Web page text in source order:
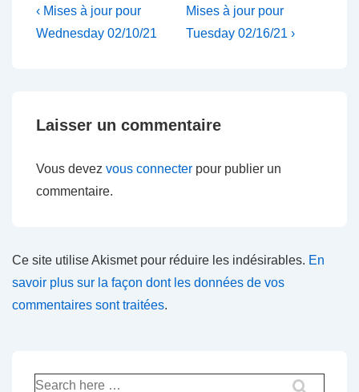
Navigation
de
Previous
Post
‹ Mises à jour pour
Wednesday 02/10/21
Next
Post
Mises à jour pour
Tuesday 02/16/21 ›
Laisser un commentaire
Vous devez vous connecter pour publier un
commentaire.
Ce site utilise Akismet pour réduire les indésirables. En
savoir plus sur la façon dont les données de vos
commentaires sont traitées.
Recherche